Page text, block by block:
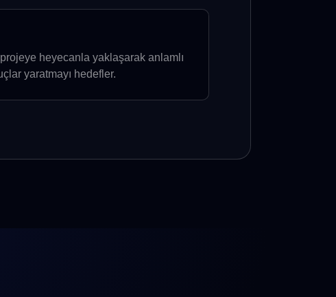
heyecanla yaklaşarak anlamlı
yaratmayı hedefler.